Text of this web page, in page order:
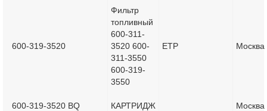
600-319-3520
Фильтр
топливный
600-311-
3520 600-
311-3550
600-319-
3550
ETP Москва
600-319-3520 BQ КАРТРИДЖ Москва